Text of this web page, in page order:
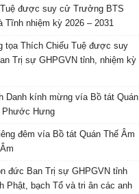
được suy cử Trưởng BTS
Tĩnh nhiệm kỳ 2026 – 2031
tọa Thích Chiếu Tuệ được suy
Trị sự GHPGVN tỉnh, nhiệm kỳ
Danh kính mừng vía Bồ tát Quán
Phước Hưng
đêm vía Bồ tát Quán Thế Âm
đức Ban Trị sự GHPGVN tỉnh
Phật, bạch Tổ và tri ân các anh